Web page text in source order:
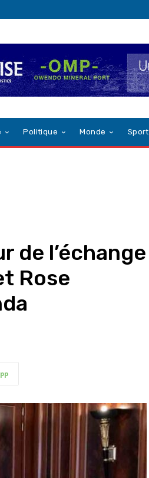
Politique Monde Sport
de l’échange
Rose